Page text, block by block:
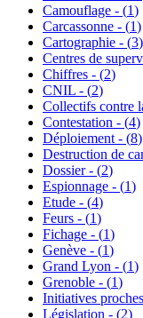
Camouflage - (1)
Carcassonne - (1)
Cartographie - (3)
Centres de
Chiffres - (2)
CNIL - (2)
Collectifs contre
Contestation - (4)
Déploiement - (8)
Destruction de
Dossier - (2)
Espionnage - (1)
Etude - (4)
Feurs - (1)
Fichage - (1)
Genève - (1)
Grand Lyon - (1)
Grenoble - (1)
Initiatives
Législation - (2)